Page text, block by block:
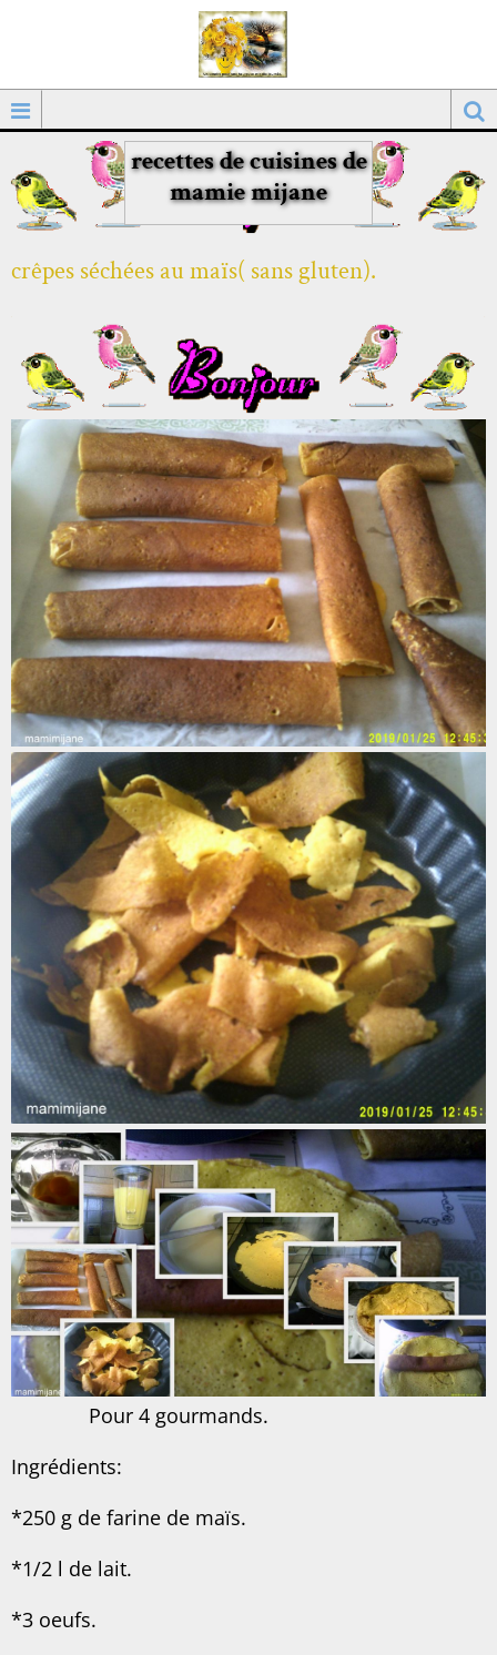
recettes de cuisines de
mamie mijane
crêpes séchées au maïs( sans gluten).
Pour 4 gourmands.
Ingrédients:
*250 g de farine de maïs.
*1/2 l de lait.
*3 oeufs.